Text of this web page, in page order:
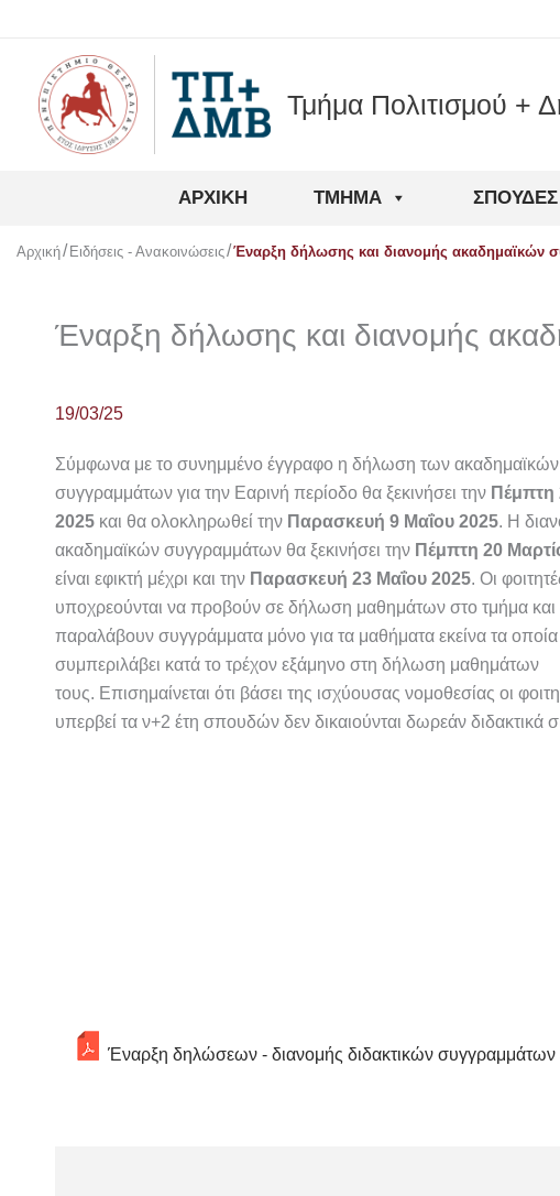
περιεχόμενο
Τμήμα Πολιτισμού +
ΑΡΧΙΚΉ ΤΜΉΜΑ ΣΠΟΥΔΈΣ
Αρχική Ειδήσεις - Ανακοινώσεις Έναρξη δήλωσης και διανομής ακαδημαϊκών
Έναρξη δήλωσης και διανομής
19/03/25
Σύμφωνα με το συνημμένο έγγραφο η δήλωση των ακαδημαϊκών
συγγραμμάτων για την Εαρινή περίοδο θα ξεκινήσει την Πέμπτη
2025 και θα ολοκληρωθεί την Παρασκευή 9 Μαΐου 2025. Η
ακαδημαϊκών συγγραμμάτων θα ξεκινήσει την Πέμπτη 20
είναι εφικτή μέχρι και την Παρασκευή 23 Μαΐου 2025. Οι
υποχρεούνται να προβούν σε δήλωση μαθημάτων στο τμήμα και
παραλάβουν συγγράμματα μόνο για τα μαθήματα εκείνα τα
συμπεριλάβει κατά το τρέχον εξάμηνο στη δήλωση μαθημάτων
τους. Επισημαίνεται ότι βάσει της ισχύουσας νομοθεσίας οι
υπερβεί τα ν+2 έτη σπουδών δεν δικαιούνται δωρεάν διδακτικά
Έναρξη δηλώσεων - διανομής διδακτικών συγγραμμάτων